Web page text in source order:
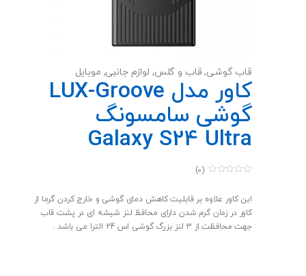
قاب گوشی, قاب و گلس, لوازم جانبی, موبایل
کاور مدل LUX-Groove
گوشی سامسونگ
Galaxy S24 Ultra
u
o
5
(0)
این کاور علاوه بر قابلیت کاهش دمای گوشی و خارج کردن گرما از
کاور در زمان گرم شدن دارای محافظ لنز شیشه ای در پشت قاب
جهت محافظت از 3 لنز بزرگ گوشی اس 24 الترا می باشد .